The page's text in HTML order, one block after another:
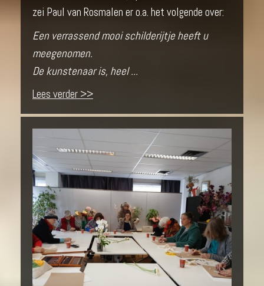
zei Paul van Rosmalen er o.a. het volgende over:
Een verrassend mooi schilderijtje heeft u
meegenomen.
De kunstenaar is, heel ...
Lees verder >>